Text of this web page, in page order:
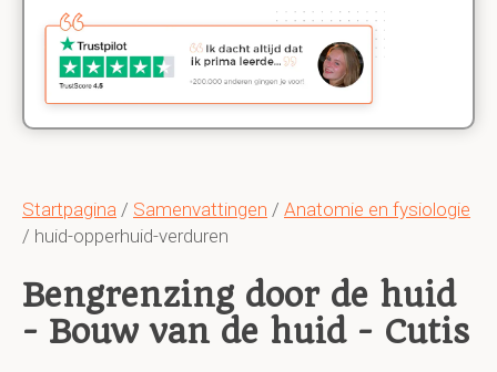
Startpagina / Samenvattingen / Anatomie en fysiologie
/ huid-opperhuid-verduren
Bengrenzing door de huid
- Bouw van de huid - Cutis